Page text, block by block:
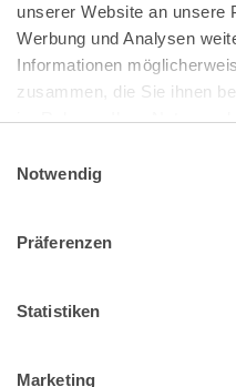
unserer Website an unsere
Werbung und Analysen
Informationen
zusammen, die Sie ihnen
im Rahmen Ihrer Nutzung
Impressum
Notwendig
Präferenzen
Statistiken
Marketing
Bundeskanzlerplatz 2
53113 Bonn
Pressemitteilungen|
Impressum|
Muster Widerrufsformular